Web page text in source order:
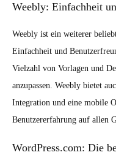
Weebly: Einfachheit
Weebly ist ein weiterer
Einfachheit und
Vielzahl von Vorlagen und
anzupassen. Weebly bietet
Integration und eine mobile
Benutzererfahrung auf allen
WordPress.com: Die